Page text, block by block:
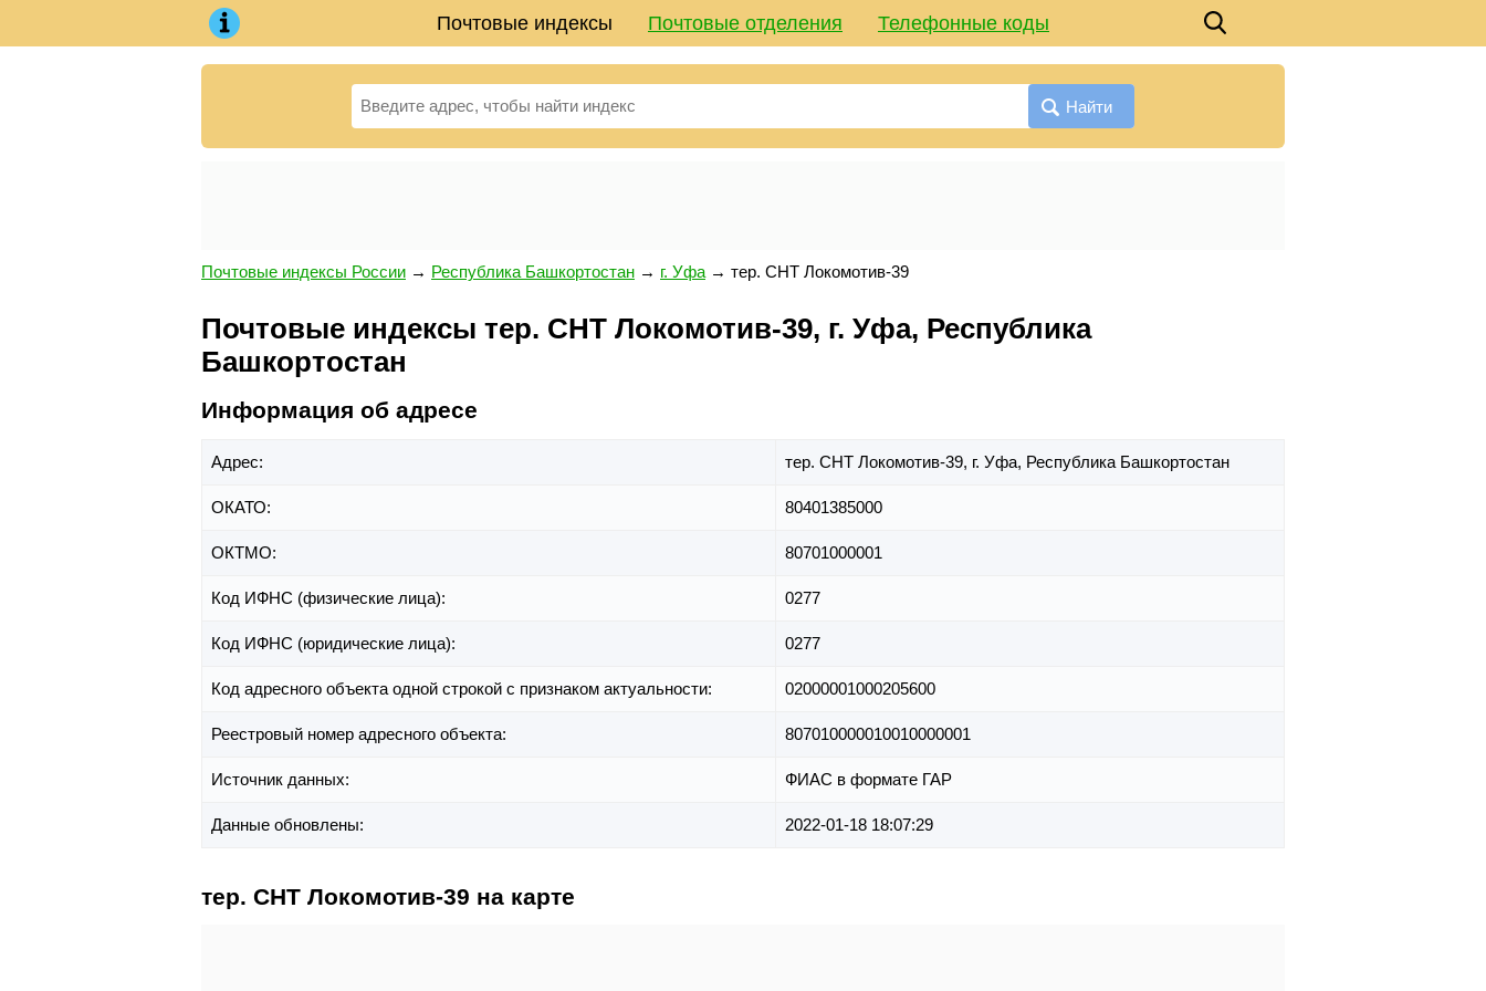
Почтовые индексы Почтовые отделения Телефонные коды
Найти
Почтовые индексы России → Республика Башкортостан → г. Уфа → тер. СНТ Локомотив-39
Почтовые индексы тер. СНТ Локомотив-39, г. Уфа, Республика
Башкортостан
Информация об адресе
Адрес: тер. СНТ Локомотив-39, г. Уфа, Республика Башкортостан
ОКАТО: 80401385000
ОКТМО: 80701000001
Код ИФНС (физические лица): 0277
Код ИФНС (юридические лица): 0277
Код адресного объекта одной строкой с признаком актуальности: 02000001000205600
Реестровый номер адресного объекта: 807010000010010000001
Источник данных: ФИАС в формате ГАР
Данные обновлены: 2022-01-18 18:07:29
тер. СНТ Локомотив-39 на карте